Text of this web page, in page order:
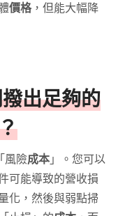
價格，但能大幅降
出足夠的
風險成本 」。您可以
可能導致的營收損
化，然後與弱點掃